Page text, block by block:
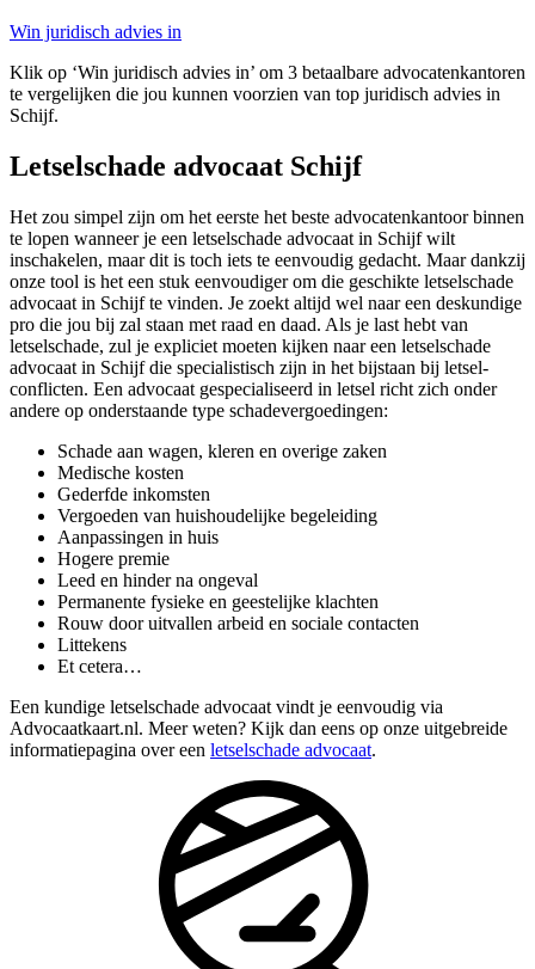
Win juridisch advies in
Klik op ‘Win juridisch advies in’ om 3 betaalbare advocatenkantoren
te vergelijken die jou kunnen voorzien van top juridisch advies in
Schijf.
Letselschade advocaat Schijf
Het zou simpel zijn om het eerste het beste advocatenkantoor binnen
te lopen wanneer je een letselschade advocaat in Schijf wilt
inschakelen, maar dit is toch iets te eenvoudig gedacht. Maar dankzij
onze tool is het een stuk eenvoudiger om die geschikte letselschade
advocaat in Schijf te vinden. Je zoekt altijd wel naar een deskundige
pro die jou bij zal staan met raad en daad. Als je last hebt van
letselschade, zul je expliciet moeten kijken naar een letselschade
advocaat in Schijf die specialistisch zijn in het bijstaan bij letsel-
conflicten. Een advocaat gespecialiseerd in letsel richt zich onder
andere op onderstaande type schadevergoedingen:
Schade aan wagen, kleren en overige zaken
Medische kosten
Gederfde inkomsten
Vergoeden van huishoudelijke begeleiding
Aanpassingen in huis
Hogere premie
Leed en hinder na ongeval
Permanente fysieke en geestelijke klachten
Rouw door uitvallen arbeid en sociale contacten
Littekens
Et cetera…
Een kundige letselschade advocaat vindt je eenvoudig via
Advocaatkaart.nl. Meer weten? Kijk dan eens op onze uitgebreide
informatiepagina over een letselschade advocaat.